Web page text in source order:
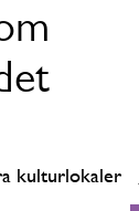
kulturlokaler